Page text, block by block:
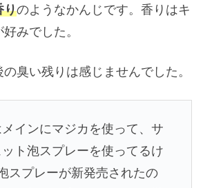
りのようなかんじです。香りはキ
みでした。
臭い残りは感じませんでした。
インにマジカを使って、サ
ト泡スプレーを使ってるけ
スプレーが新発売されたの